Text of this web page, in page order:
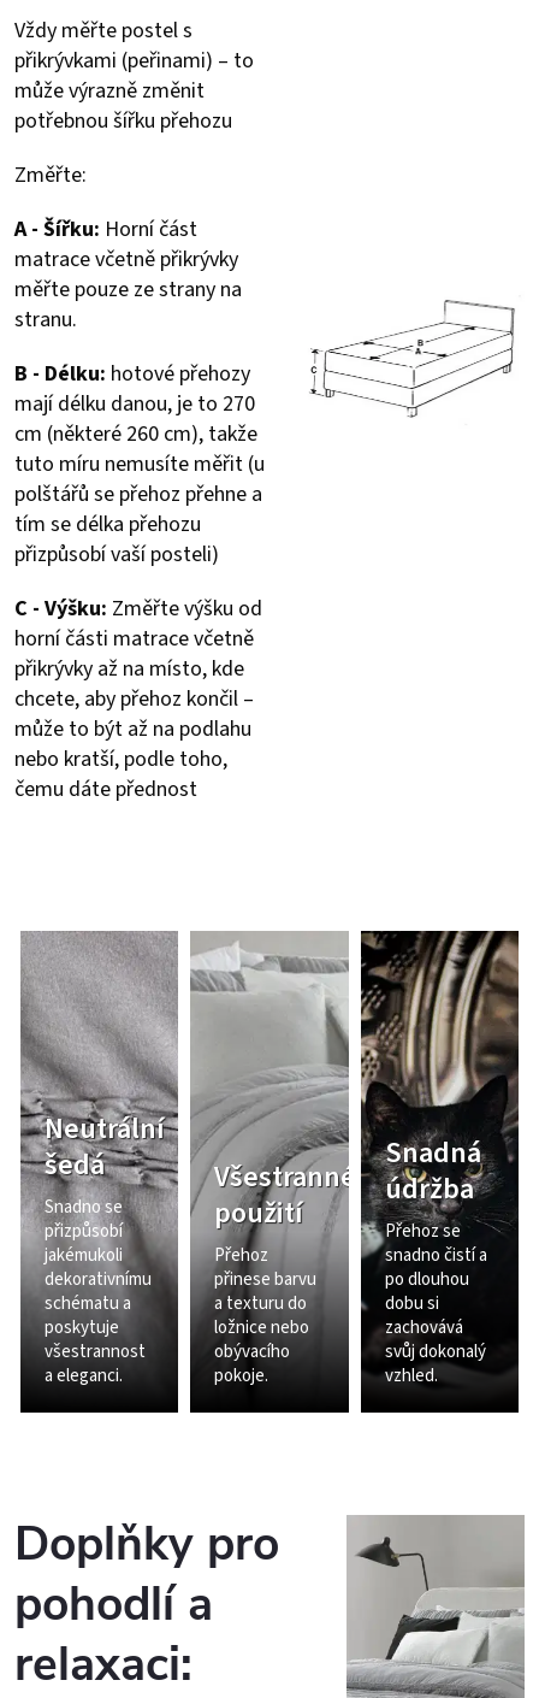
Vždy měřte postel s
přikrývkami (peřinami) – to
může výrazně změnit
potřebnou šířku přehozu
Změřte:
A - Šířku: Horní část
matrace včetně přikrývky
měřte pouze ze strany na
stranu.
B - Délku: hotové přehozy
mají délku danou, je to 270
cm (některé 260 cm), takže
tuto míru nemusíte měřit (u
polštářů se přehoz přehne a
tím se délka přehozu
přizpůsobí vaší posteli)
C - Výšku: Změřte výšku od
horní části matrace včetně
přikrývky až na místo, kde
chcete, aby přehoz končil –
může to být až na podlahu
nebo kratší, podle toho,
čemu dáte přednost
Neutrální
šedá
Snadno se
přizpůsobí
jakémukoli
dekorativnímu
schématu a
poskytuje
všestrannost
a eleganci.
Všestranné
použití
Přehoz
přinese barvu
a texturu do
ložnice nebo
obývacího
pokoje.
Snadná
údržba
Přehoz se
snadno čistí a
po dlouhou
dobu si
zachovává
svůj dokonalý
vzhled.
Doplňky pro
pohodlí a
relaxaci: